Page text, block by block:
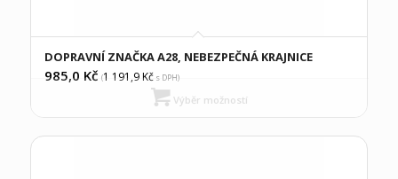
DOPRAVNÍ ZNAČKA A28, NEBEZPEČNÁ KRAJNICE
985,0 Kč (1 191,9Kčs DPH)
Výběr možností